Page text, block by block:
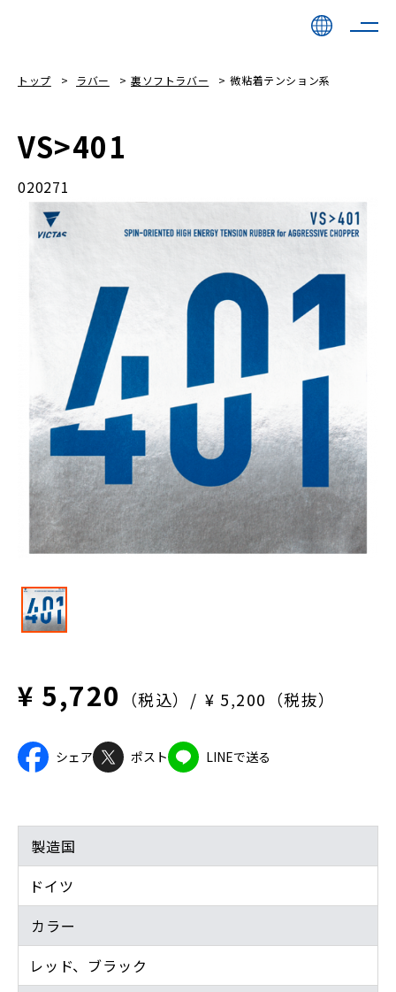
トップ ラバー 裏ソフトラバー 微粘着テンション系
VS>401
020271
¥ 5,720 （税込） ¥ 5,200（税抜）
シェア ポスト LINEで送る
製造国
ドイツ
カラー
レッド、ブラック